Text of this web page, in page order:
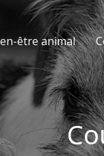
être animal